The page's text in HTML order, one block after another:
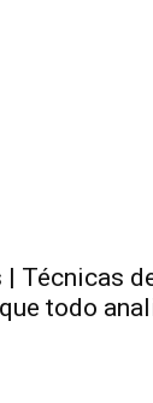
Técnicas
todo